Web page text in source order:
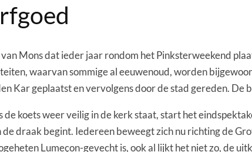
Mons dat ieder jaar rondom het Pinksterweekend
waarvan sommige al eeuwenoud, worden
Kar geplaatst en vervolgens door de stad gereden.
de koets weer veilig in de kerk staat, start het
draak begint. Iedereen beweegt zich nu richting de
Lumeçon-gevecht is, ook al lijkt het niet zo, de